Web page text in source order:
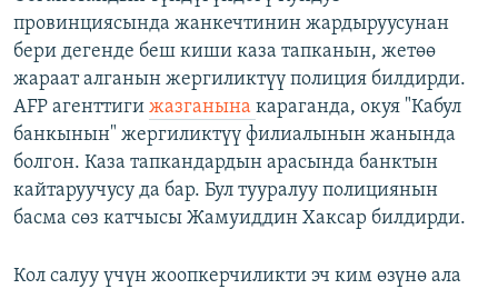
провинциясында жанкечтинин жардыруусунан
бери дегенде беш киши каза тапканын, жетөө
жараат алганын жергиликтүү полиция билдирди.
AFP агенттиги жазганына караганда, окуя "Кабул
банкынын" жергиликтүү филиалынын жанында
болгон. Каза тапкандардын арасында банктын
кайтаруучусу да бар. Бул тууралуу полициянын
басма сөз катчысы Жамуиддин Хаксар билдирди.
Кол салуу үчүн жоопкерчиликти эч ким өзүнө ала